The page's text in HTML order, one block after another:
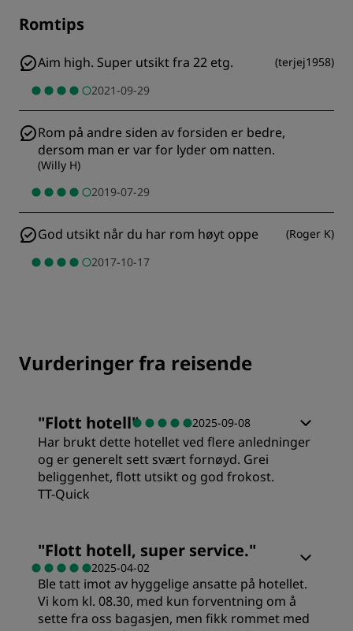
Romtips
Aim high. Super utsikt fra 22 etg. (terjej1958)
2021-09-29
Rom på andre siden av forsiden er bedre,
dersom man er var for lyder om natten.
(Willy H)
2019-07-29
God utsikt når du har rom høyt oppe (Roger K)
2017-10-17
Vurderinger fra reisende
"Flott hotell" 2025-09-08
Har brukt dette hotellet ved flere anledninger
og er generelt sett svært fornøyd. Grei
beliggenhet, flott utsikt og god frokost.
TT-Quick
Verdi
"Flott hotell, super service."
2025-04-02
Ble tatt imot av hyggelige ansatte på hotellet.
Vi kom kl. 08.30, med kun forventning om å
sette fra oss bagasjen, men fikk rommet med